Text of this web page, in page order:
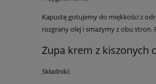
Kapustę gotujemy do miękkości z
rozgrany olej i smażymy z obu stron.
Zupa krem z kiszonych
Składniki: